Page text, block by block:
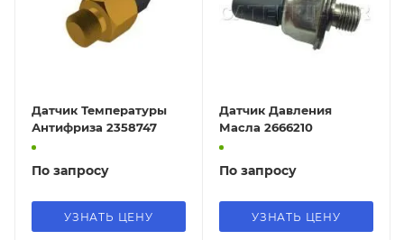
Датчик Температуры
Антифриза 2358747
По запросу
УЗНАТЬ ЦЕНУ
Датчик Давления
Масла 2666210
По запросу
УЗНАТЬ ЦЕНУ